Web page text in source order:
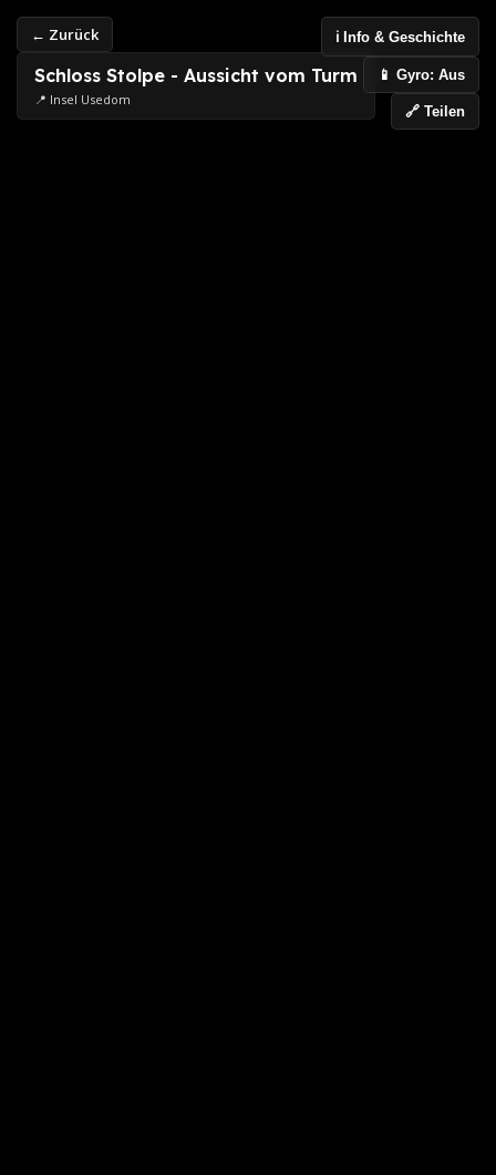
← Zurück
Schloss Stolpe - Aussicht vom Turm
📍 Insel Usedom
ℹ️ Info & Geschichte
📱 Gyro: Aus
🔗 Teilen